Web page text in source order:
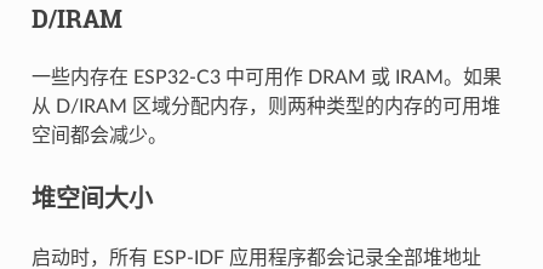
D/IRAM
一些内存在 ESP32-C3 中可用作 DRAM 或 IRAM。如果
从 D/IRAM 区域分配内存，则两种类型的内存的可用堆
空间都会减少。
堆空间大小
启动时，所有 ESP-IDF 应用程序都会记录全部堆地址